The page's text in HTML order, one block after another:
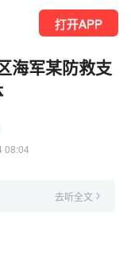
打开APP
海军某防救支
08:04
去听全文